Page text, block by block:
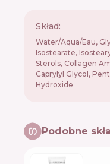
Skład:
Water/Aqua/Eau,
Isostearate,
Sterols, Collagen
Caprylyl Glycol,
Hydroxide
Podobne